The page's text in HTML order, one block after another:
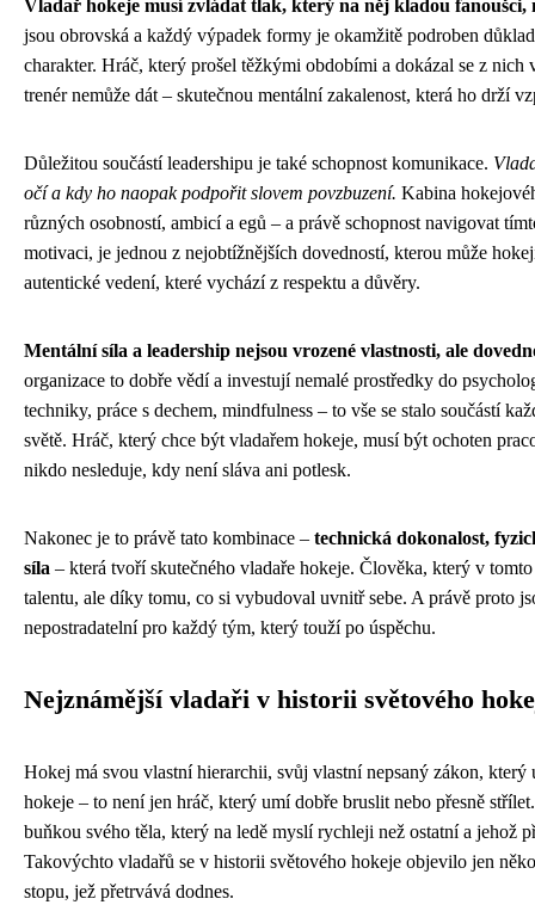
Vladař hokeje musí zvládat tlak, který na něj kladou fanoušci,
jsou obrovská a každý výpadek formy je okamžitě podroben
charakter. Hráč, který prošel těžkými obdobími a dokázal se z nich
trenér nemůže dát – skutečnou mentální zakalenost, která ho drží
Důležitou součástí leadershipu je také schopnost komunikace.
očí a kdy ho naopak podpořit slovem povzbuzení. Kabina
různých osobností, ambicí a egů – a právě schopnost navigovat
motivaci, je jednou z nejobtížnějších dovedností, kterou může
autentické vedení, které vychází z respektu a důvěry.
Mentální síla a leadership nejsou vrozené vlastnosti, ale
organizace to dobře vědí a investují nemalé prostředky do
techniky, práce s dechem, mindfulness – to vše se stalo součástí
světě. Hráč, který chce být vladařem hokeje, musí být ochoten
nikdo nesleduje, kdy není sláva ani potlesk.
Nakonec je to právě tato kombinace – technická dokonalost,
síla – která tvoří skutečného vladaře hokeje. Člověka, který v
talentu, ale díky tomu, co si vybudoval uvnitř sebe. A právě proto
nepostradatelní pro každý tým, který touží po úspěchu.
Nejznámější vladaři v historii světového
Hokej má svou vlastní hierarchii, svůj vlastní nepsaný zákon,
hokeje – to není jen hráč, který umí dobře bruslit nebo přesně
buňkou svého těla, který na ledě myslí rychleji než ostatní a jehož
Takovýchto vladařů se v historii světového hokeje objevilo jen
stopu, jež přetrvává dodnes.